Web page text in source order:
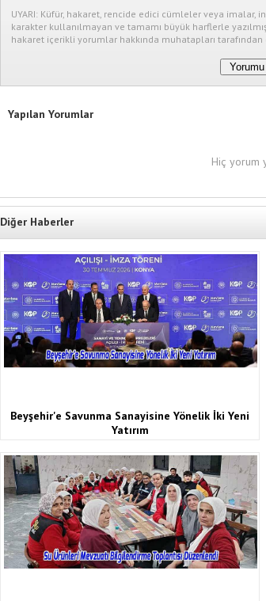
UYARI: Küfür, hakaret, rencide edici cümleler veya imalar,
karakter kullanılmayan ve tamamı büyük harflerle
hakaret içerikli yorumlar hakkında muhatapları
Yapılan Yorumlar
Hiç yorum
Diğer Haberler
Beyşehir'e Savunma Sanayisine Yönelik İki Yeni
Yatırım